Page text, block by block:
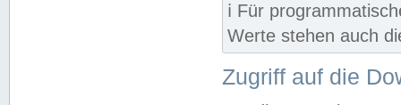
ℹ️ Für
Werte stehen auch
Zugriff auf die